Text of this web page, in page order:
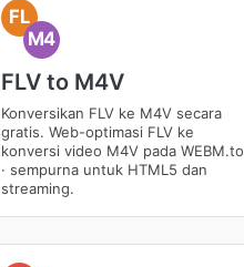
FL
M4
FLV to M4V
Konversikan FLV ke M4V secara
gratis. Web-optimasi FLV ke
konversi video M4V pada WEBM.to
· sempurna untuk HTML5 dan
streaming.